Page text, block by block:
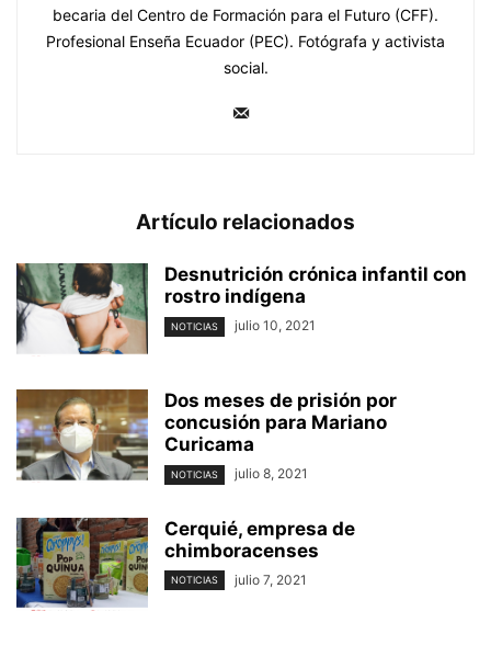
becaria del Centro de Formación para el Futuro (CFF).
Profesional Enseña Ecuador (PEC). Fotógrafa y activista
social.
Artículo relacionados
Desnutrición crónica infantil con
rostro indígena
NOTICIAS julio 10, 2021
Dos meses de prisión por
concusión para Mariano
Curicama
NOTICIAS julio 8, 2021
Cerquié, empresa de
chimboracenses
NOTICIAS julio 7, 2021